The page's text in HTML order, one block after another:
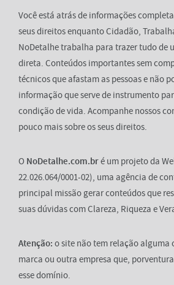
Você está atrás de informações
seus direitos enquanto Cidadão,
NoDetalhe trabalha para trazer tudo de
direta. Conteúdos importantes sem
técnicos que afastam as pessoas e não
informação que serve de instrumento
condição de vida. Acompanhe nossos
pouco mais sobre os seus direitos.
O NoDetalhe.com.bré um projeto da
22.026.064/0001-02), uma agência de
principal missão gerar conteúdos que
suas dúvidas com Clareza, Riqueza e
Atenção: o site não tem relação alguma
marca ou outra empresa que,
esse domínio.